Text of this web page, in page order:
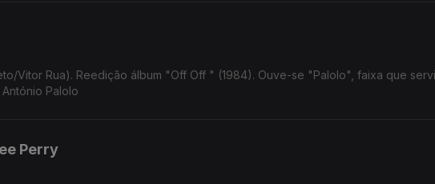
Vitor Rua). Reedição álbum "Off Off " (1984). Ouve-se "Palolo", faixa que
Palolo
Perry